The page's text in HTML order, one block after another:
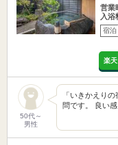
営業
入浴
宿泊
楽
50代～
男性
「いきかえり
問です。 良い